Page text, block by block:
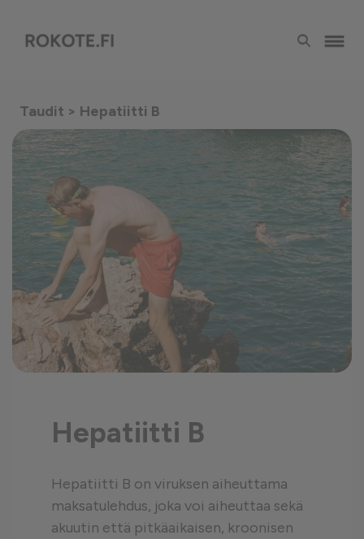
Taudit > Hepatiitti B
Hepatiitti B
Hepatiitti B on viruksen aiheuttama
maksatulehdus, joka voi aiheuttaa sekä
akuutin että pitkäaikaisen, kroonisen